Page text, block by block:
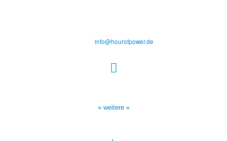
info@hourofpower.de
» weitere «